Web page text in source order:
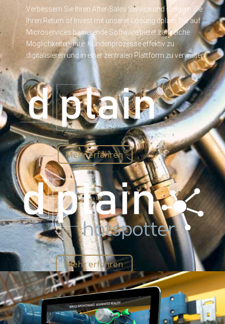
Verbessern Sie Ihren After-Sales Service und steigern Sie
Ihren Return of Invest mit unserer Lösung dplain. Die auf
Microservices basierende Software bietet zahlreiche
Möglichkeiten, Ihre Kundenprozesse effektiv zu
digitalisieren und in einer zentralen Plattform zu verwalten.
Mehr erfahren
Mehr erfahren